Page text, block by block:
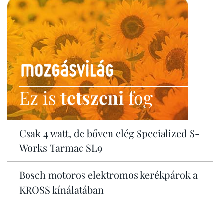
Ez istetszenifog
Csak 4 watt, de bőven elég Specialized S-
Works Tarmac SL9
Bosch motoros elektromos kerékpárok a
KROSS kínálatában